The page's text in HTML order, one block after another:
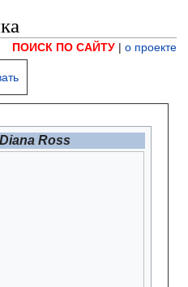
ПОИСК ПО САЙТУ | о проекте
Diana Ross